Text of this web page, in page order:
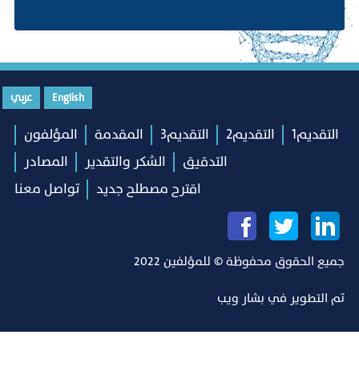
English عربي
التقديم1 التقديم2 التقديم3 المقدمة
المؤلفون
التدقيق
الشكر والتقدير
المصادر
اقترح مصطلح جديد
تواصل معنا
جميع الحقوق محفوظة © للمؤلفين 2022
تم التطوير في بشار ويب